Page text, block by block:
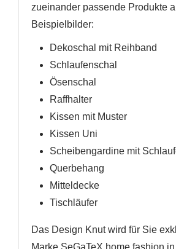
zueinander passende Produkte
Beispielbilder:
Dekoschal mit Reihband
Schlaufenschal
Ösenschal
Raffhalter
Kissen mit Muster
Kissen Uni
Scheibengardine mit
Querbehang
Mitteldecke
Tischläufer
Das Design Knutwird für Sie
Marke SeGaTeX home fashion